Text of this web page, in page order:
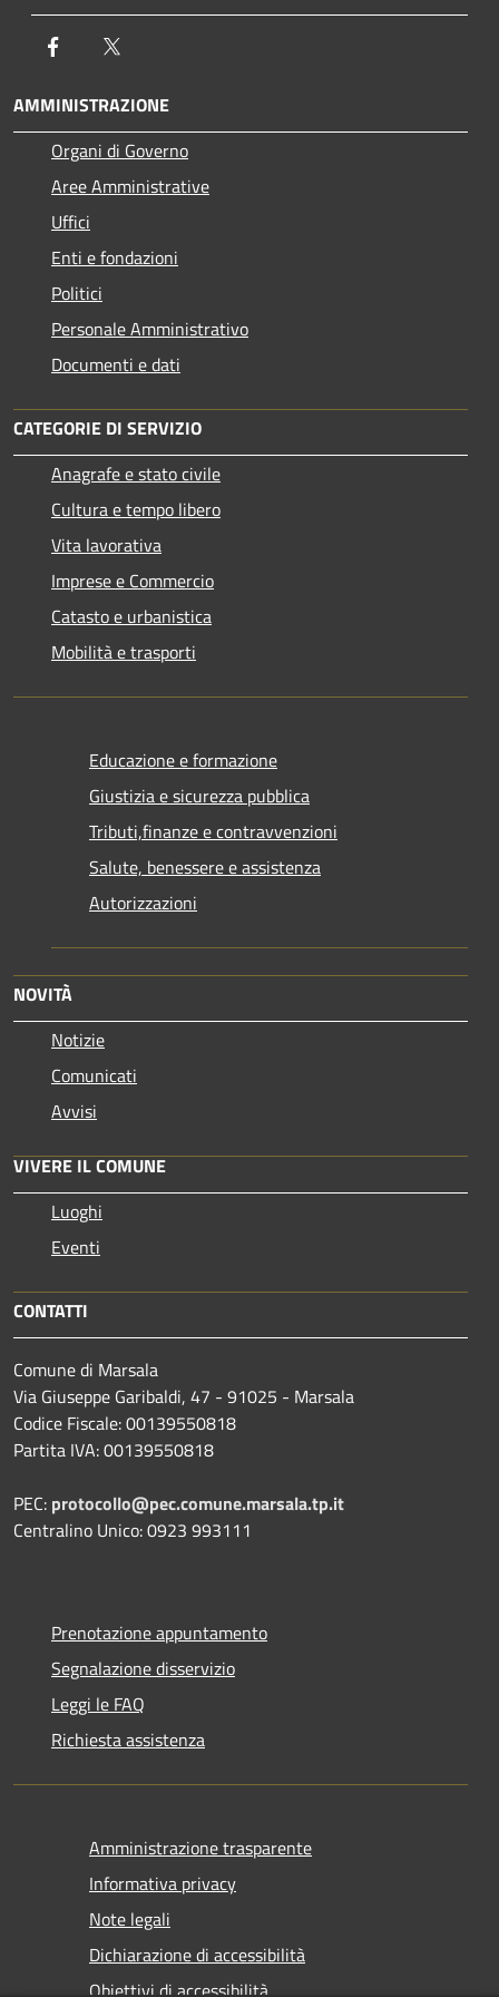
Facebook
AMMINISTRAZIONE
Organi di Governo
Aree Amministrative
Uffici
Enti e fondazioni
Politici
Personale Amministrativo
Documenti e dati
CATEGORIE DI SERVIZIO
Anagrafe e stato civile
Cultura e tempo libero
Vita lavorativa
Imprese e Commercio
Catasto e urbanistica
Mobilità e trasporti
Educazione e formazione
Giustizia e sicurezza pubblica
Tributi,finanze e contravvenzioni
Salute, benessere e assistenza
Autorizzazioni
NOVITÀ
Notizie
Comunicati
Avvisi
VIVERE IL COMUNE
Luoghi
Eventi
CONTATTI
Comune di Marsala
Via Giuseppe Garibaldi, 47 - 91025 - Marsala
Codice Fiscale: 00139550818
Partita IVA: 00139550818
PEC: protocollo@pec.comune.marsala.tp.it
Centralino Unico: 0923 993111
Prenotazione appuntamento
Segnalazione disservizio
Leggi le FAQ
Richiesta assistenza
Amministrazione trasparente
Informativa privacy
Note legali
Dichiarazione di accessibilità
Obiettivi di accessibilità